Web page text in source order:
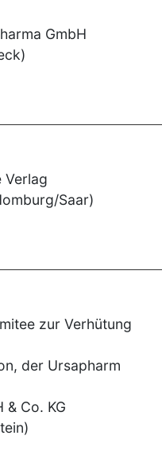
GmbH
Verlag
Saar)
zur Verhütung
der Ursapharm
& Co. KG